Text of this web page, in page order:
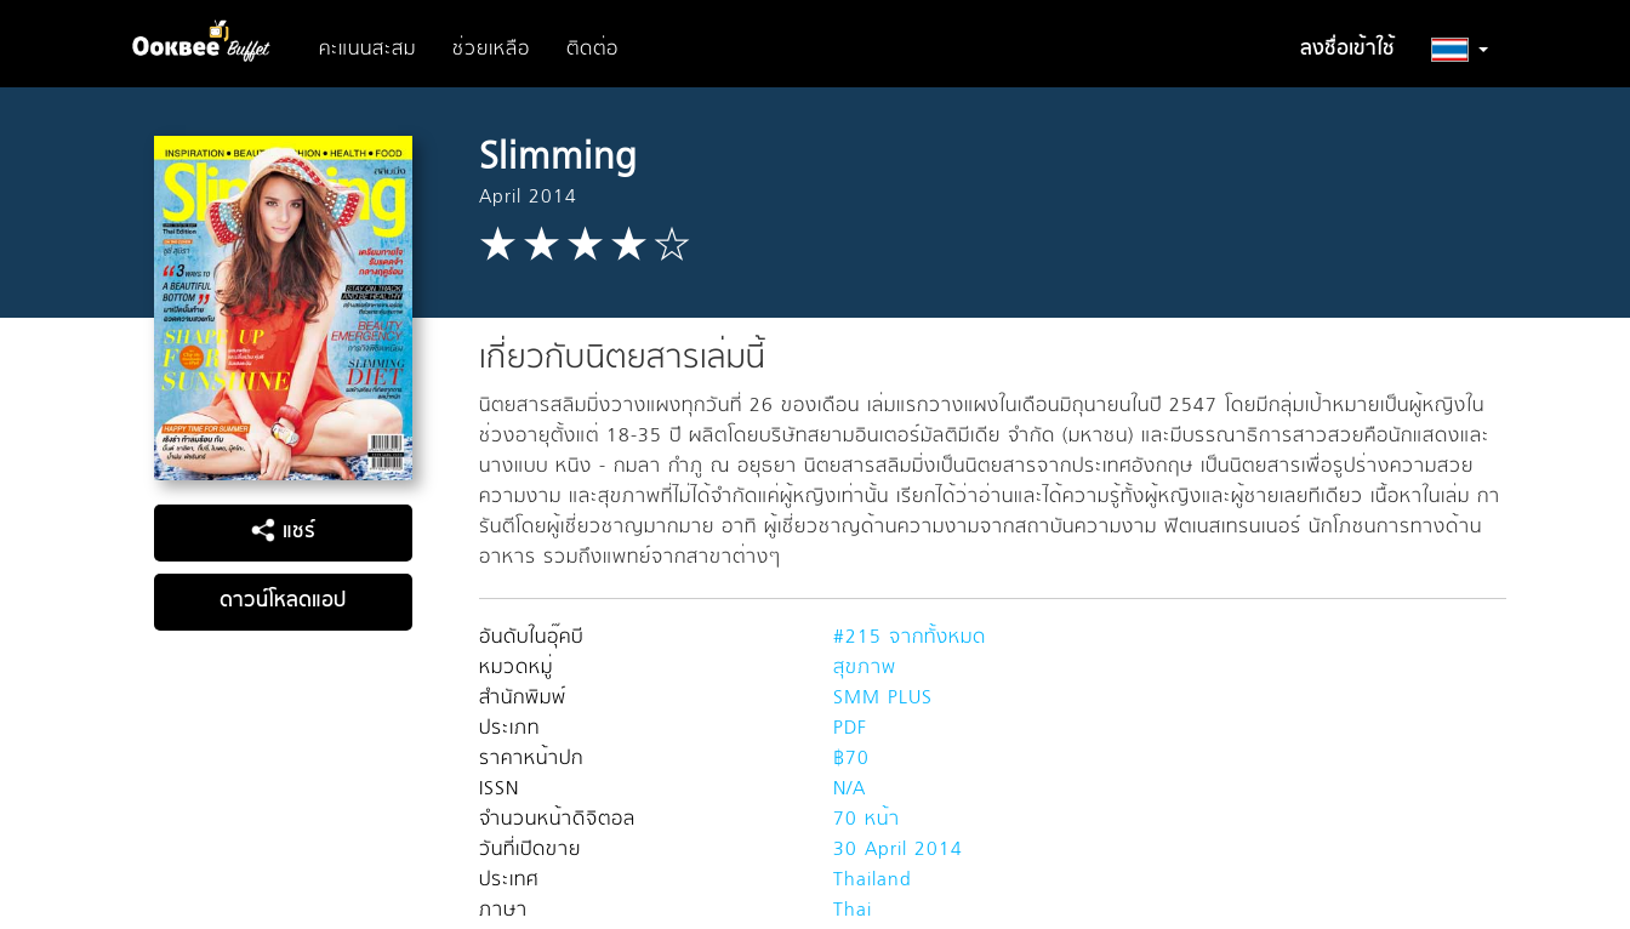
คะแนนสะสม ช่วยเหลือ ติดต่อ ลงชื่อเข้าใช้
แชร์
ดาวน์โหลดแอป
Slimming
April 2014
เกี่ยวกับนิตยสารเล่มนี้
นิตยสารสลิมมิ่งวางแผงทุกวันที่ 26 ของเดือน เล่มแรกวางแผงในเดือนมิถุนายนในปี 2547 โดยมีกลุ่มเป้าหมายเป็นผู้หญิงใน
ช่วงอายุตั้งแต่ 18-35 ปี ผลิตโดยบริษัทสยามอินเตอร์มัลติมีเดีย จำกัด (มหาชน) และมีบรรณาธิการสาวสวยคือนักแสดงและ
นางแบบ หนิง - กมลา กำภู ณ อยุธยา นิตยสารสลิมมิ่งเป็นนิตยสารจากประเทศอังกฤษ เป็นนิตยสารเพื่อรูปร่างความสวย
ความงาม และสุขภาพที่ไม่ได้จำกัดแค่ผู้หญิงเท่านั้น เรียกได้ว่าอ่านและได้ความรู้ทั้งผู้หญิงและผู้ชายเลยทีเดียว เนื้อหาในเล่ม กา
รันตีโดยผู้เชี่ยวชาญมากมาย อาทิ ผู้เชี่ยวชาญด้านความงามจากสถาบันความงาม ฟิตเนสเทรนเนอร์ นักโภชนการทางด้าน
อาหาร รวมถึงแพทย์จากสาขาต่างๆ
อันดับในอุ๊คบี
#215 จากทั้งหมด
หมวดหมู่
สุขภาพ
สำนักพิมพ์
SMM PLUS
ประเภท
PDF
ราคาหน้าปก
฿70
ISSN
N/A
จำนวนหน้าดิจิตอล
70 หน้า
วันที่เปิดขาย
30 April 2014
ประเทศ
Thailand
ภาษา
Thai